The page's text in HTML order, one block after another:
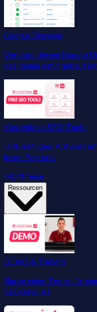
Google Discover
Verfolge deinen Google
das genau dafür gebaut
Kostenlose SEO-Tools
URL einfügen, Antwort
keine Pop-ups.
MCPPreise
Ressourcen
DEMO & Training
Buche einen Termin für
SEOcrawl AI.